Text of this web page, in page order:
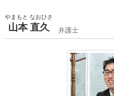
山本 直久
やまもと なおひさ
弁護士